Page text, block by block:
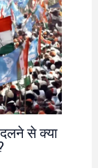
से क्या